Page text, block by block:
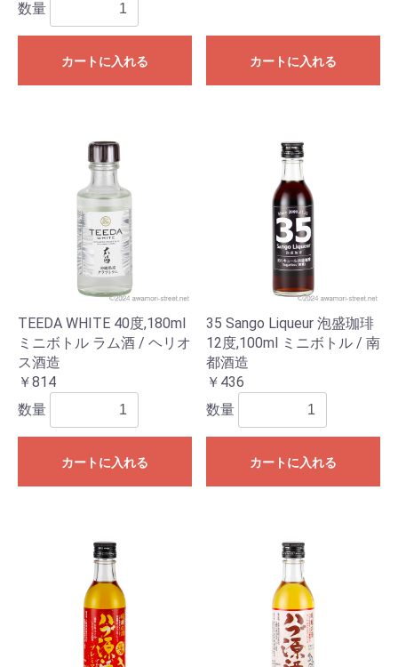
数量
カートに入れる カートに入れる
TEEDA WHITE 40度,180ml
ミニボトル ラム酒 / ヘリオ
ス酒造
￥814
数量
カートに入れる
35 Sango Liqueur 泡盛珈琲
12度,100ml ミニボトル / 南
都酒造
￥436
数量
カートに入れる